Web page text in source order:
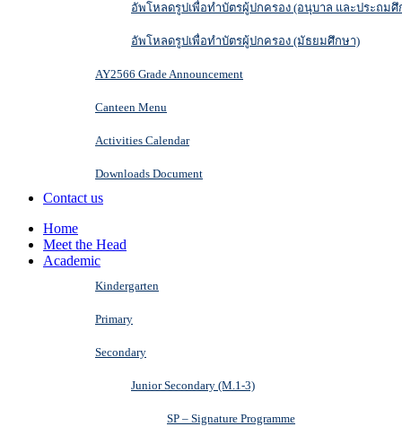
อัพโหลดรูปเพื่อทำบัตรผู้ปกครอง (อนุบาล และประถมศึ
อัพโหลดรูปเพื่อทำบัตรผู้ปกครอง (มัธยมศึกษา)
AY2566 Grade Announcement
Canteen Menu
Activities Calendar
Downloads Document
Contact us
Home
Meet the Head
Academic
Kindergarten
Primary
Secondary
Junior Secondary (M.1-3)
SP – Signature Programme